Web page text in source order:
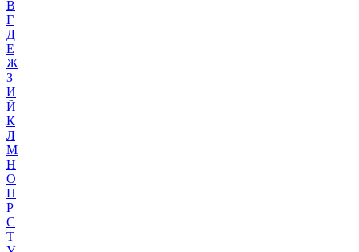
В
Г
Д
Е
Ж
З
И
Й
К
Л
М
Н
О
П
Р
С
Т